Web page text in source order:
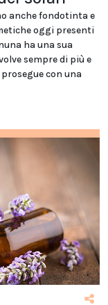
anche fondotinta e
oggi presenti
ha una sua
sempre di più e
con una